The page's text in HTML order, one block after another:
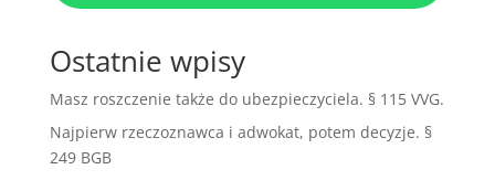
Ostatnie wpisy
Masz roszczenie także do ubezpieczyciela. § 115 VVG.
Najpierw rzeczoznawca i adwokat, potem decyzje. §
249 BGB